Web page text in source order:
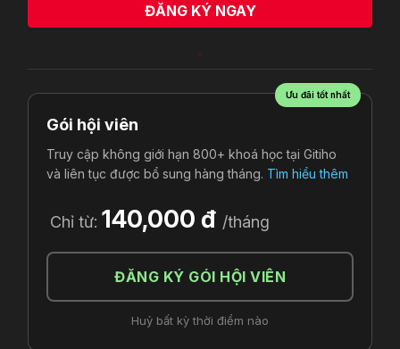
ĐĂNG KÝ NGAY
Ưu đãi tốt nhất
Gói hội viên
Truy cập không giới hạn 800+ khoá học tại Gitiho
và liên tục được bổ sung hàng tháng. Tìm hiểu thêm
Chỉ từ: 140,000 đ /tháng
ĐĂNG KÝ GÓI HỘI VIÊN
Huỷ bất kỳ thời điểm nào